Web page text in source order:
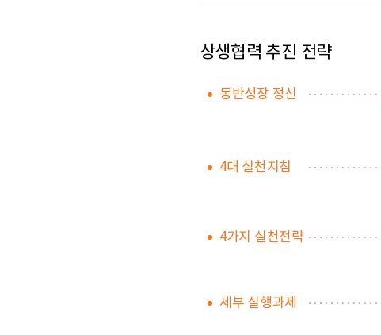
상생협력 추진 전략
동반성장 정신
4대 실천지침
4가지 실천전략
세부 실행과제